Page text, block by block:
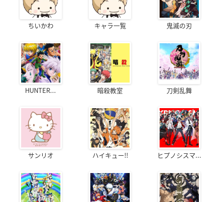
ちいかわ キャラ一覧 鬼滅の刃
HUNTER... 暗殺教室 刀剣乱舞
サンリオ ハイキュー!! ヒプノシスマ...